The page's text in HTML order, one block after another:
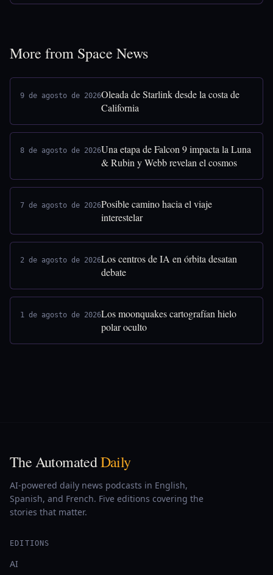
More from Space News
9 de agosto de 2026Oleada de Starlink desde la costa de
California
8 de agosto de 2026Una etapa de Falcon 9 impacta la Luna
& Rubin y Webb revelan el cosmos
7 de agosto de 2026Posible camino hacia el viaje
interestelar
2 de agosto de 2026Los centros de IA en órbita desatan
debate
1 de agosto de 2026Los moonquakes cartografían hielo
polar oculto
The AutomatedDaily
AI-powered daily news podcasts in English,
Spanish, and French. Five editions covering the
stories that matter.
EDITIONS
AI